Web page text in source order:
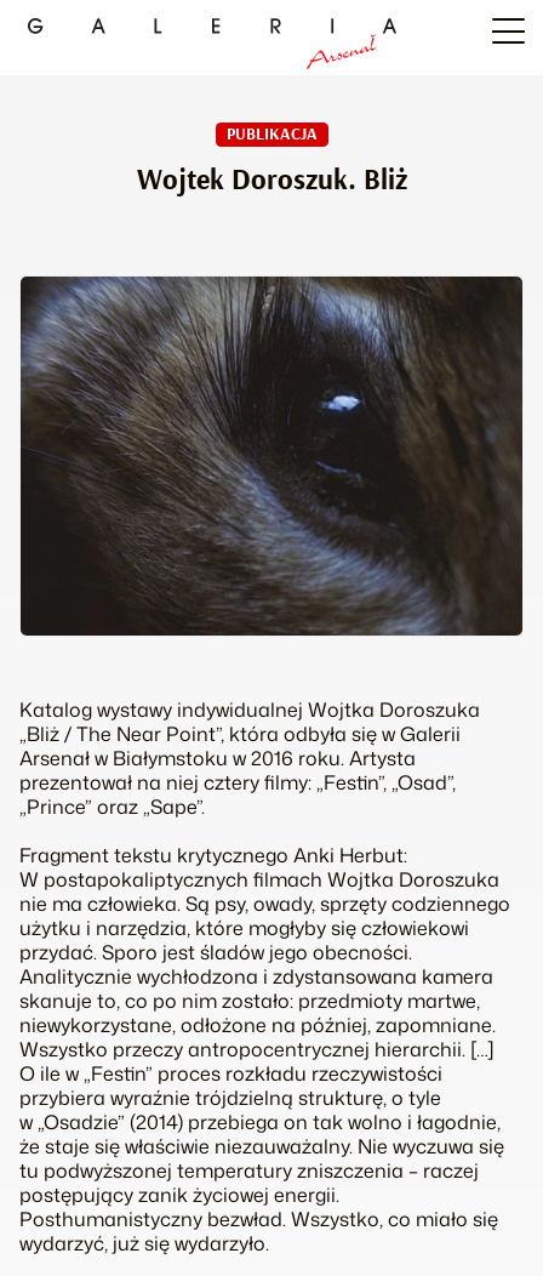
PUBLIKACJA
Wojtek Doroszuk. Bliż
Katalog wystawy indywidualnej Wojtka Doroszuka
„Bliż / The Near Point”, która odbyła się w Galerii
Arsenał w Białymstoku w 2016 roku. Artysta
prezentował na niej cztery filmy: „Festin”, „Osad”,
„Prince” oraz „Sape”.
Fragment tekstu krytycznego Anki Herbut:
W postapokaliptycznych filmach Wojtka Doroszuka
nie ma człowieka. Są psy, owady, sprzęty codziennego
użytku i narzędzia, które mogłyby się człowiekowi
przydać. Sporo jest śladów jego obecności.
Analitycznie wychłodzona i zdystansowana kamera
skanuje to, co po nim zostało: przedmioty martwe,
niewykorzystane, odłożone na później, zapomniane.
Wszystko przeczy antropocentrycznej hierarchii. […]
O ile w „Festin” proces rozkładu rzeczywistości
przybiera wyraźnie trójdzielną strukturę, o tyle
w „Osadzie” (2014) przebiega on tak wolno i łagodnie,
że staje się właściwie niezauważalny. Nie wyczuwa się
tu podwyższonej temperatury zniszczenia – raczej
postępujący zanik życiowej energii.
Posthumanistyczny bezwład. Wszystko, co miało się
wydarzyć, już się wydarzyło.